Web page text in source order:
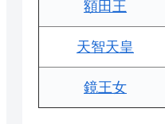
額田王
天智天皇
鏡王女